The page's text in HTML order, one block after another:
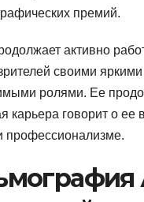
премий.
активно
своими яркими
ролями. Ее
карьера говорит о
профессионализме.